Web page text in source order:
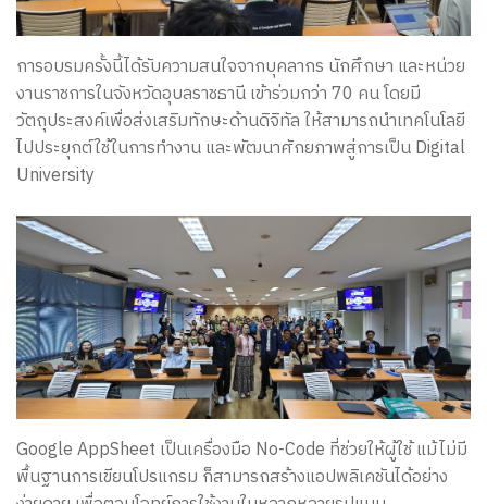
เสริม
ทักษะ
No-
Code
พัฒนา
แอปพลิเคชัน
การอบรมครั้งนี้ได้รับความสนใจจากบุคลากร นักศึกษา และหน่วย
งานราชการในจังหวัดอุบลราชธานี เข้าร่วมกว่า 70 คน โดยมี
วัตถุประสงค์เพื่อส่งเสริมทักษะด้านดิจิทัล ให้สามารถนำเทคโนโลยี
ไปประยุกต์ใช้ในการทำงาน และพัฒนาศักยภาพสู่การเป็น Digital
University
Google AppSheet เป็นเครื่องมือ No-Code ที่ช่วยให้ผู้ใช้ แม้ไม่มี
พื้นฐานการเขียนโปรแกรม ก็สามารถสร้างแอปพลิเคชันได้อย่าง